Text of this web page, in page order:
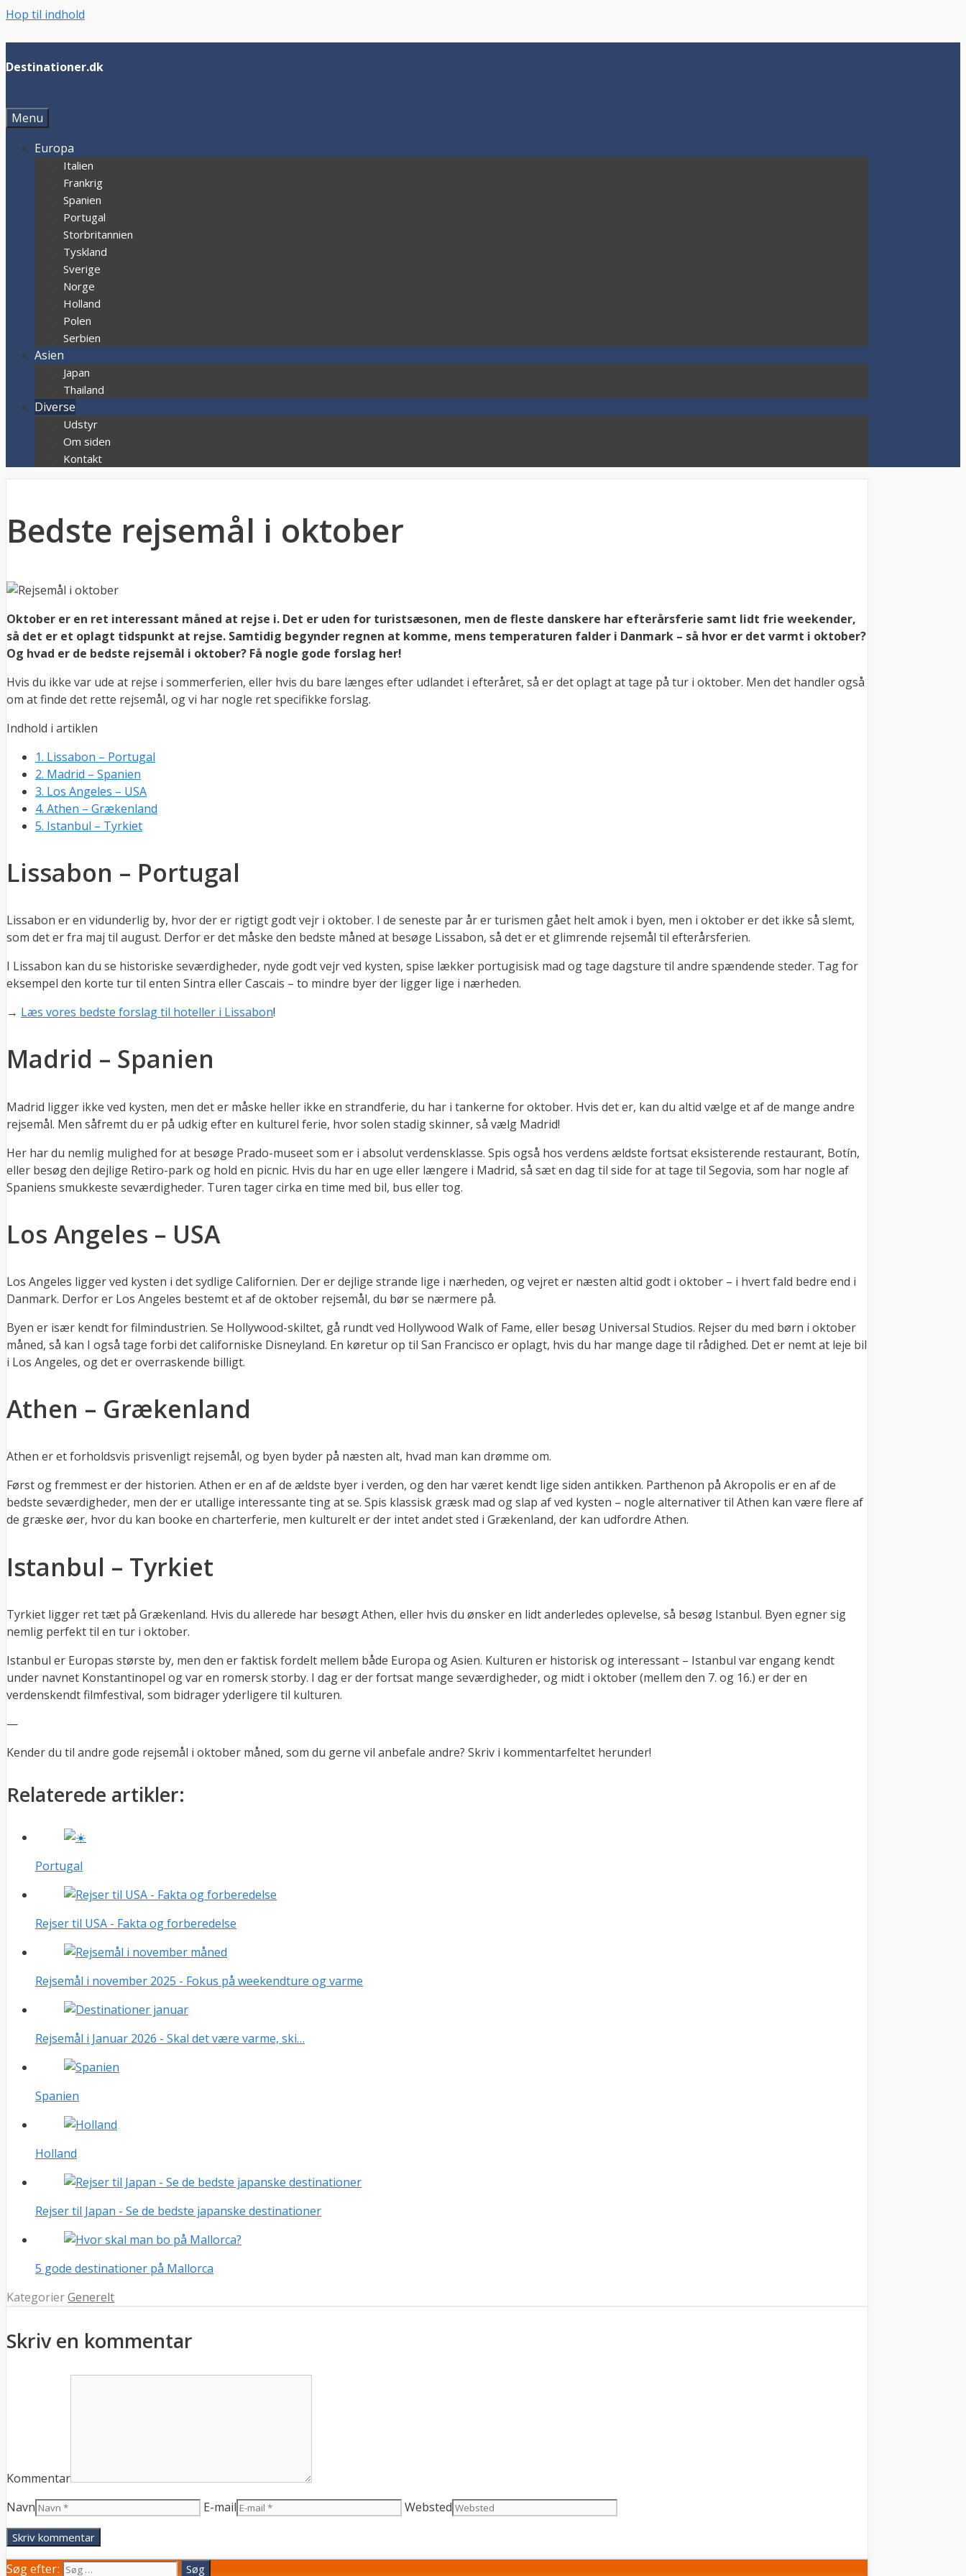
Hop til indhold
Destinationer.dk
Menu
Europa
Italien
Frankrig
Spanien
Portugal
Storbritannien
Tyskland
Sverige
Norge
Holland
Polen
Serbien
Asien
Japan
Thailand
Diverse
Udstyr
Om siden
Kontakt
Bedste rejsemål i oktober
Oktober er en ret interessant måned at rejse i. Det er uden for turistsæsonen, men de fleste danskere har efterårsferie samt lidt frie weekender,
så det er et oplagt tidspunkt at rejse. Samtidig begynder regnen at komme, mens temperaturen falder i Danmark – så hvor er det varmt i oktober?
Og hvad er de bedste rejsemål i oktober? Få nogle gode forslag her!
Hvis du ikke var ude at rejse i sommerferien, eller hvis du bare længes efter udlandet i efteråret, så er det oplagt at tage på tur i oktober. Men det handler også
om at finde det rette rejsemål, og vi har nogle ret specifikke forslag.
Indhold i artiklen
1. Lissabon – Portugal
2. Madrid – Spanien
3. Los Angeles – USA
4. Athen – Grækenland
5. Istanbul – Tyrkiet
Lissabon – Portugal
Lissabon er en vidunderlig by, hvor der er rigtigt godt vejr i oktober. I de seneste par år er turismen gået helt amok i byen, men i oktober er det ikke så slemt,
som det er fra maj til august. Derfor er det måske den bedste måned at besøge Lissabon, så det er et glimrende rejsemål til efterårsferien.
I Lissabon kan du se historiske seværdigheder, nyde godt vejr ved kysten, spise lækker portugisisk mad og tage dagsture til andre spændende steder. Tag for
eksempel den korte tur til enten Sintra eller Cascais – to mindre byer der ligger lige i nærheden.
→ Læs vores bedste forslag til hoteller i Lissabon!
Madrid – Spanien
Madrid ligger ikke ved kysten, men det er måske heller ikke en strandferie, du har i tankerne for oktober. Hvis det er, kan du altid vælge et af de mange andre
rejsemål. Men såfremt du er på udkig efter en kulturel ferie, hvor solen stadig skinner, så vælg Madrid!
Her har du nemlig mulighed for at besøge Prado-museet som er i absolut verdensklasse. Spis også hos verdens ældste fortsat eksisterende restaurant, Botín,
eller besøg den dejlige Retiro-park og hold en picnic. Hvis du har en uge eller længere i Madrid, så sæt en dag til side for at tage til Segovia, som har nogle af
Spaniens smukkeste seværdigheder. Turen tager cirka en time med bil, bus eller tog.
Los Angeles – USA
Los Angeles ligger ved kysten i det sydlige Californien. Der er dejlige strande lige i nærheden, og vejret er næsten altid godt i oktober – i hvert fald bedre end i
Danmark. Derfor er Los Angeles bestemt et af de oktober rejsemål, du bør se nærmere på.
Byen er især kendt for filmindustrien. Se Hollywood-skiltet, gå rundt ved Hollywood Walk of Fame, eller besøg Universal Studios. Rejser du med børn i oktober
måned, så kan I også tage forbi det californiske Disneyland. En køretur op til San Francisco er oplagt, hvis du har mange dage til rådighed. Det er nemt at leje bil
i Los Angeles, og det er overraskende billigt.
Athen – Grækenland
Athen er et forholdsvis prisvenligt rejsemål, og byen byder på næsten alt, hvad man kan drømme om.
Først og fremmest er der historien. Athen er en af de ældste byer i verden, og den har været kendt lige siden antikken. Parthenon på Akropolis er en af de
bedste seværdigheder, men der er utallige interessante ting at se. Spis klassisk græsk mad og slap af ved kysten – nogle alternativer til Athen kan være flere af
de græske øer, hvor du kan booke en charterferie, men kulturelt er der intet andet sted i Grækenland, der kan udfordre Athen.
Istanbul – Tyrkiet
Tyrkiet ligger ret tæt på Grækenland. Hvis du allerede har besøgt Athen, eller hvis du ønsker en lidt anderledes oplevelse, så besøg Istanbul. Byen egner sig
nemlig perfekt til en tur i oktober.
Istanbul er Europas største by, men den er faktisk fordelt mellem både Europa og Asien. Kulturen er historisk og interessant – Istanbul var engang kendt
under navnet Konstantinopel og var en romersk storby. I dag er der fortsat mange seværdigheder, og midt i oktober (mellem den 7. og 16.) er der en
verdenskendt filmfestival, som bidrager yderligere til kulturen.
—
Kender du til andre gode rejsemål i oktober måned, som du gerne vil anbefale andre? Skriv i kommentarfeltet herunder!
Relaterede artikler:
Portugal
Rejser til USA - Fakta og forberedelse
Rejsemål i november 2025 - Fokus på weekendture og varme
Rejsemål i Januar 2026 - Skal det være varme, ski…
Spanien
Holland
Rejser til Japan - Se de bedste japanske destinationer
5 gode destinationer på Mallorca
KategorierGenerelt
Skriv en kommentar
Kommentar
Navn
E-mail Websted
Søg efter: